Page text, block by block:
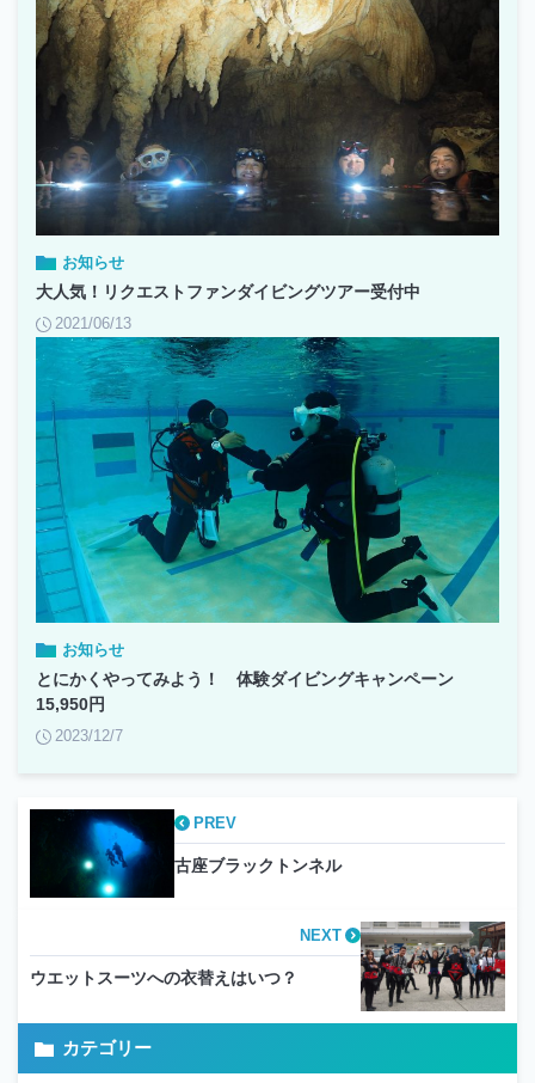
お知らせ
大人気！リクエストファンダイビングツアー受付中
2021/06/13
お知らせ
とにかくやってみよう！ 体験ダイビングキャンペーン
15,950円
2023/12/7
PREV
古座ブラックトンネル
NEXT
ウエットスーツへの衣替えはいつ？
カテゴリー